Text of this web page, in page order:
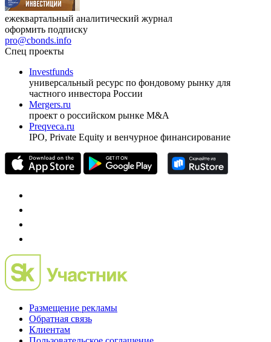
ежеквартальный аналитический журнал
оформить подписку
pro@cbonds.info
Спец проекты
Investfunds
универсальный ресурс по фондовому рынку для
частного инвестора России
Mergers.ru
проект о российском рынке M&A
Preqveca.ru
IPO, Private Equity и венчурное финансирование
Размещение рекламы
Обратная связь
Клиентам